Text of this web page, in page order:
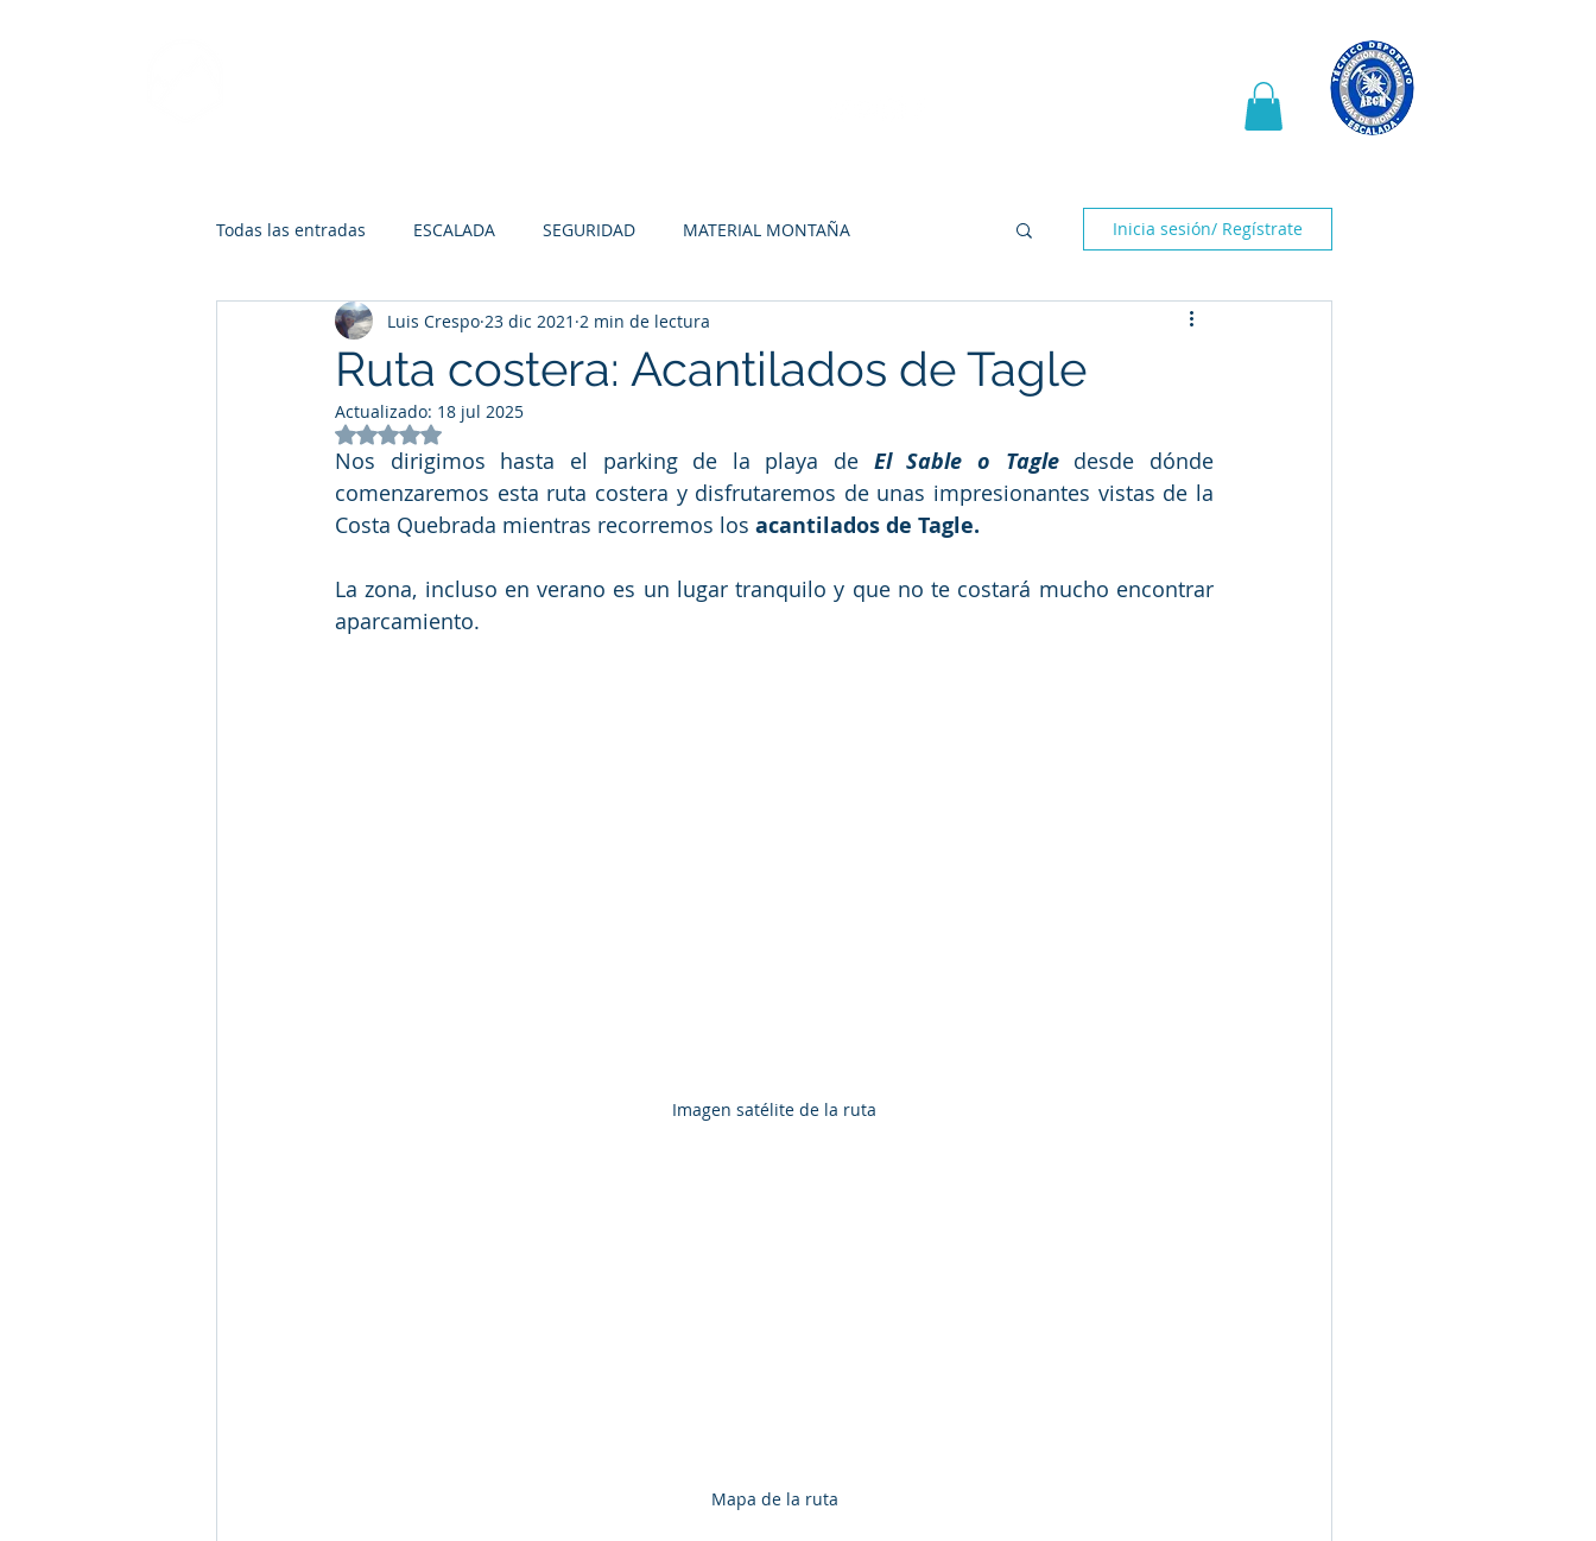
Todas las entradas ESCALADA SEGURIDAD MATERIAL MONTAÑA
ANÁLISIS TÉCNICOS ENTRENAMIENTO RECOMENDACIONES
RUTAS RECOMENDADAS ANILLO DE PICOS
PICOS DE EUROPA
Inicia sesión/ Regístrate
Ruta costera: Acantilados de Tagle
Luis Crespo 23 dic 2021 2 min de lectura
Actualizado: 18 jul 2025
Obtuvo NaN de 5 estrellas.
Nos dirigimos hasta el parking de la playa de El Sable o Tagle desde dónde
comenzaremos esta ruta costera y disfrutaremos de unas impresionantes vistas de la
Costa Quebrada mientras recorremos los acantilados de Tagle.
La zona, incluso en verano es un lugar tranquilo y que no te costará mucho encontrar
aparcamiento.
Imagen satélite de la ruta
Mapa de la ruta